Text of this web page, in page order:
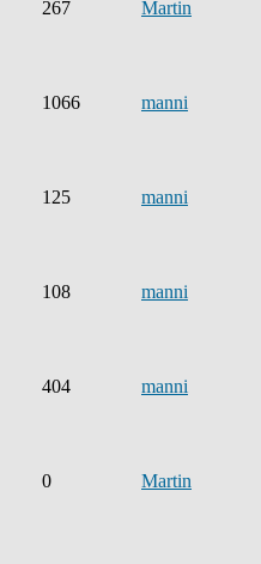
267 Martin
1066 manni
125 manni
108 manni
404 manni
0 Martin